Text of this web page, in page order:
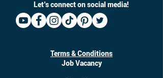
Let’s connect on social media!
Terms & Conditions
Job Vacancy